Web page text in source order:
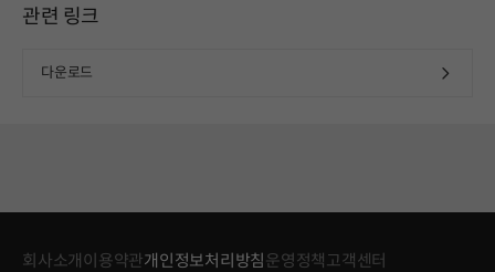
관련 링크
다운로드
회사소개이용약관개인정보처리방침 운영정책고객센터